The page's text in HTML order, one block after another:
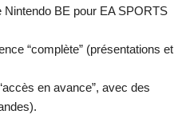
Nintendo BE pour EA SPORTS
“complète” (présentations et
en avance”, avec des